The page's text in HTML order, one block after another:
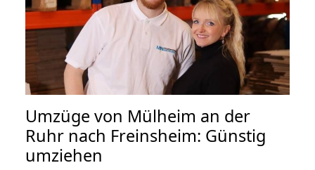
Umzüge von Mülheim an der
Ruhr nach Freinsheim: Günstig
umziehen